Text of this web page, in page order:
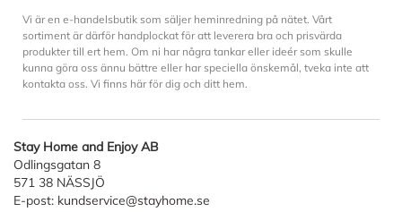
Vi är en e-handelsbutik som säljer heminredning på nätet. Vårt
sortiment är därför handplockat för att leverera bra och prisvärda
produkter till ert hem. Om ni har några tankar eller ideér som skulle
kunna göra oss ännu bättre eller har speciella önskemål, tveka inte att
kontakta oss. Vi finns här för dig och ditt hem.
Stay Home and Enjoy AB
Odlingsgatan 8
571 38 NÄSSJÖ
E-post: kundservice@stayhome.se